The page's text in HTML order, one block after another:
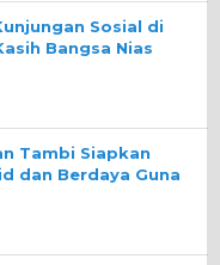
Sosial di
Bangsa Nias
Tambi Siapkan
dan Berdaya Guna